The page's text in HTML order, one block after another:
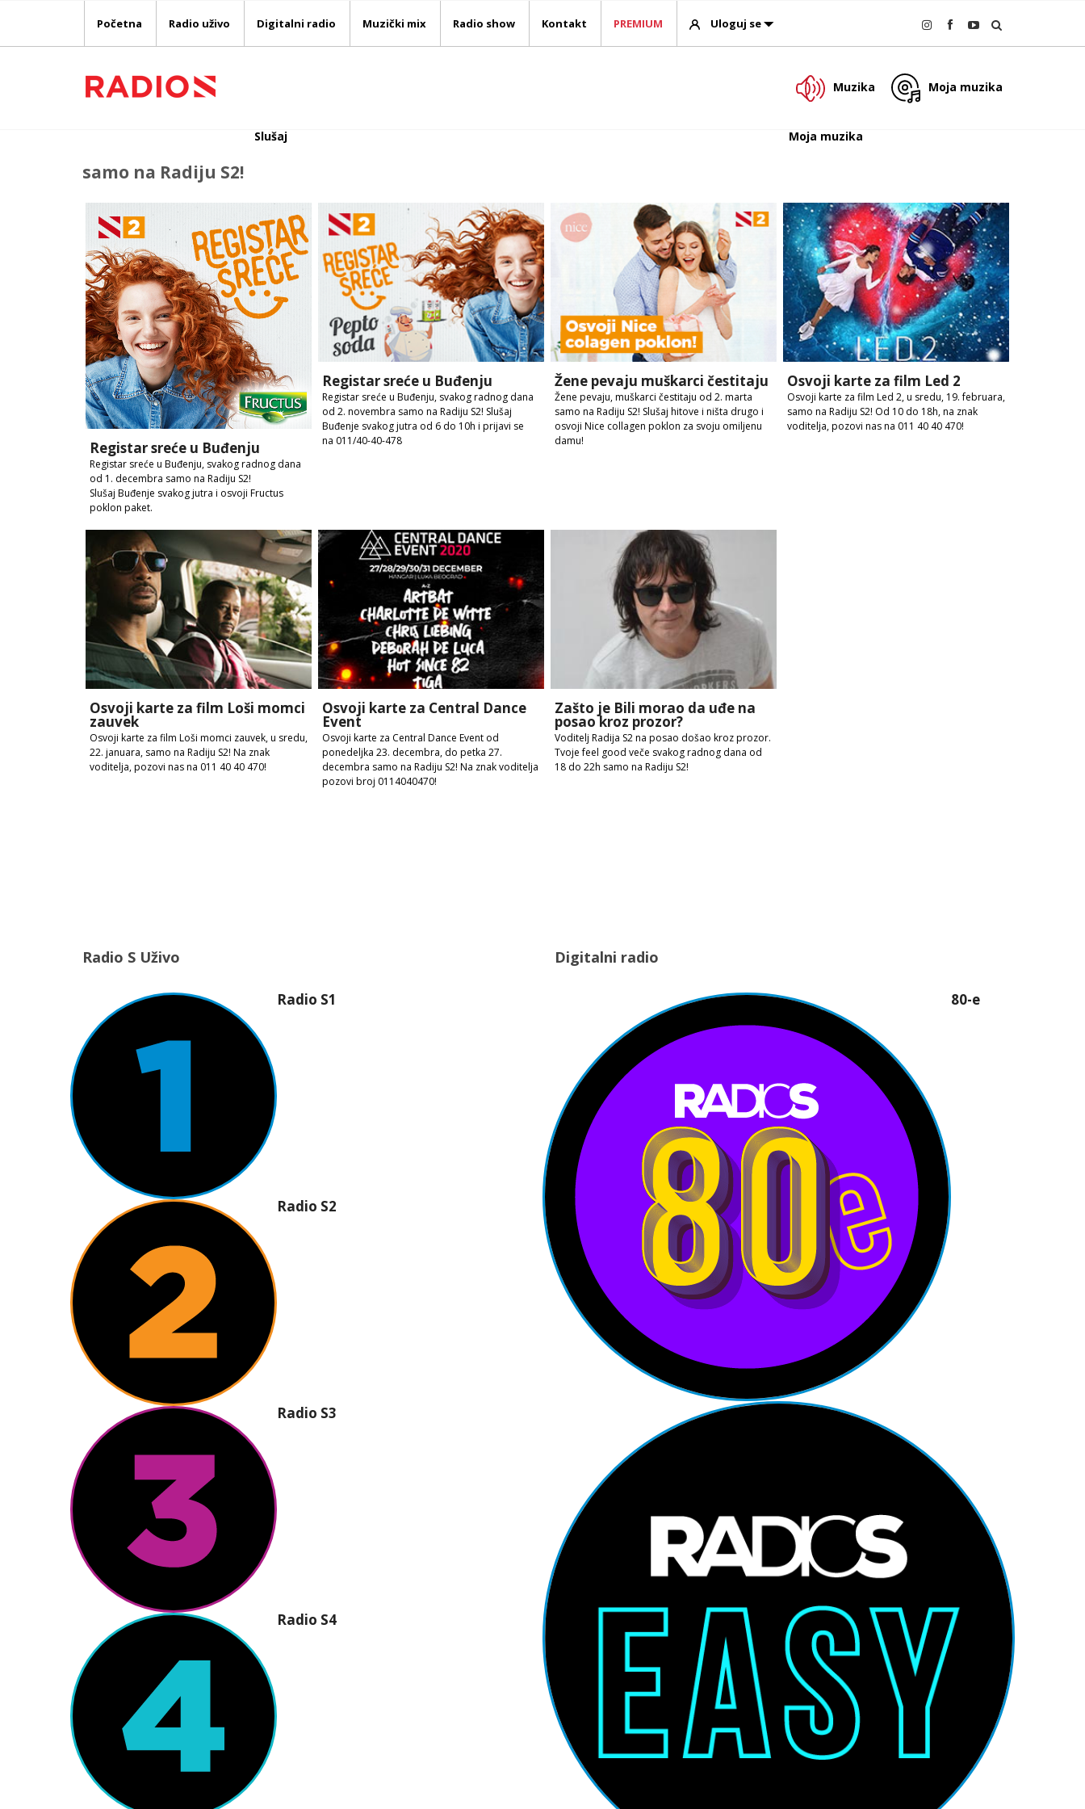
Početna Radio uživo Digitalni radio Muzički mix Radio show Kontakt PREMIUM Uloguj se
Muzika Moja muzika
Slušaj Moja muzika
samo na Radiju S2!
Registar sreće u Buđenju
Registar sreće u Buđenju, svakog radnog dana
od 1. decembra samo na Radiju S2!
Slušaj Buđenje svakog jutra i osvoji Fructus
poklon paket.
Registar sreće u Buđenju
Registar sreće u Buđenju, svakog radnog dana
od 2. novembra samo na Radiju S2! Slušaj
Buđenje svakog jutra od 6 do 10h i prijavi se
na 011/40-40-478
Žene pevaju muškarci čestitaju
Žene pevaju, muškarci čestitaju od 2. marta
samo na Radiju S2! Slušaj hitove i ništa drugo i
osvoji Nice collagen poklon za svoju omiljenu
damu!
Osvoji karte za film Led 2
Osvoji karte za film Led 2, u sredu, 19. februara,
samo na Radiju S2! Od 10 do 18h, na znak
voditelja, pozovi nas na 011 40 40 470!
Osvoji karte za film Loši momci
zauvek
Osvoji karte za film Loši momci zauvek, u sredu,
22. januara, samo na Radiju S2! Na znak
voditelja, pozovi nas na 011 40 40 470!
Osvoji karte za Central Dance
Event
Osvoji karte za Central Dance Event od
ponedeljka 23. decembra, do petka 27.
decembra samo na Radiju S2! Na znak voditelja
pozovi broj 0114040470!
Zašto je Bili morao da uđe na
posao kroz prozor?
Voditelj Radija S2 na posao došao kroz prozor.
Tvoje feel good veče svakog radnog dana od
18 do 22h samo na Radiju S2!
Radio S Uživo
Radio S1
Radio S2
Radio S3
Radio S4
Digitalni radio
80-e